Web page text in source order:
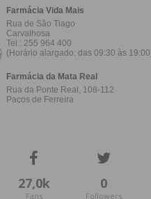
27,0k
Fans
0
Followers